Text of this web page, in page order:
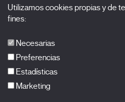
Utilizamos cookies propias y de
fines:
Necesarias
Preferencias
Estadísticas
Marketing